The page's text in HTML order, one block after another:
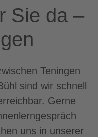
Sie da –
Teningen
sind wir schnell
Gerne
uns in unserer